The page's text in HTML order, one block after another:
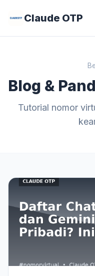
Claude OTP
Blog &
Tutorial nomor